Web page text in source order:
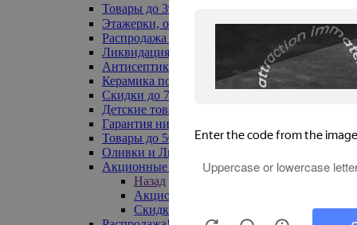
Товары до 399₽
Этажерки, обувницы
Распродажа текстиля до -50%
Ликвидация до -70%
Антисептики
Керамика по 129 руб
Скидки до 70%
Детские товары
Гарантия низкой цены
Товары до 500 руб
Оливки и Лимоны
Акционные товары
Назад
Акционные товары
Скидка 20% по промокоду